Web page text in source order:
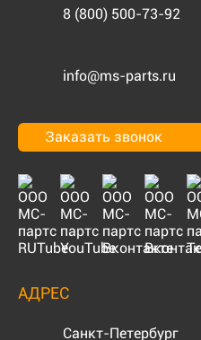
8 (800) 500-73-92
info@ms-parts.ru
Заказать звонок
АДРЕС
Санкт-Петербург